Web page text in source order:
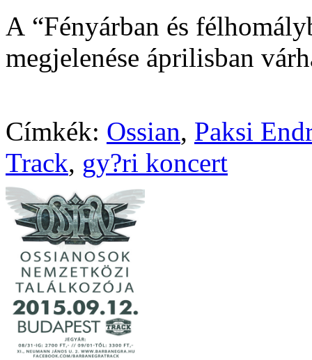
A “Fényárban és
megjelenése áprilisban
Címkék: Ossian, Paksi
Track, gy?ri koncert